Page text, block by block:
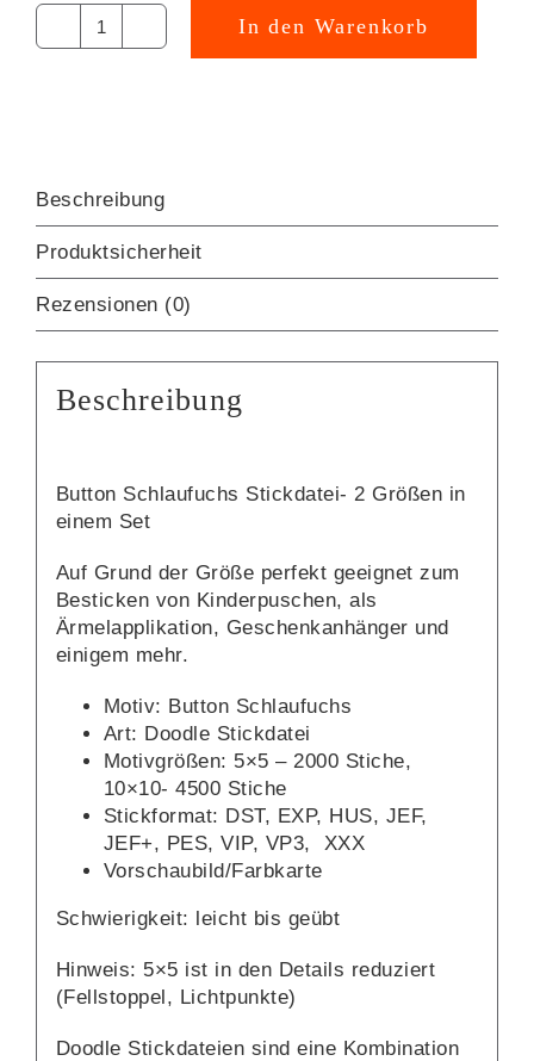
Button
Schlaufuchs
In den Warenkorb
Beschreibung
Produktsicherheit
Rezensionen (0)
Beschreibung
Button Schlaufuchs Stickdatei- 2 Größen in
einem Set
Auf Grund der Größe perfekt geeignet zum
Besticken von Kinderpuschen, als
Ärmelapplikation, Geschenkanhänger und
einigem mehr.
Motiv: Button Schlaufuchs
Art: Doodle Stickdatei
Motivgrößen: 5×5 – 2000 Stiche,
10×10- 4500 Stiche
Stickformat: DST, EXP, HUS, JEF,
JEF+, PES, VIP, VP3, XXX
Vorschaubild/Farbkarte
Schwierigkeit: leicht bis geübt
Hinweis: 5×5 ist in den Details reduziert
(Fellstoppel, Lichtpunkte)
Doodle Stickdateien sind eine Kombination